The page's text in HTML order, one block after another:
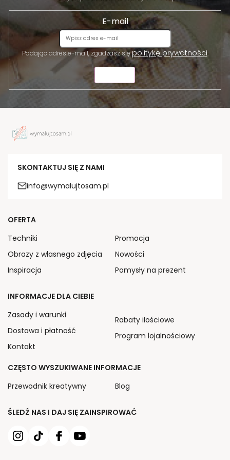
E-mail
Podając adres e-mail, zgadzasz siępolitykę prywatności.
SKONTAKTUJ SIĘ Z NAMI
info@wymalujtosam.pl
ŚLEDŹ NAS I DAJ SIĘ ZAINSPIROWAĆ
OFERTA
Techniki
Obrazy z własnego zdjęcia
Inspiracja
Promocja
Nowości
Pomysły na prezent
INFORMACJE DLA CIEBIE
Zasady i warunki
Dostawa i płatność
Kontakt
Rabaty ilościowe
Program lojalnościowy
CZĘSTO WYSZUKIWANE INFORMACJE
Przewodnik kreatywny
Blog